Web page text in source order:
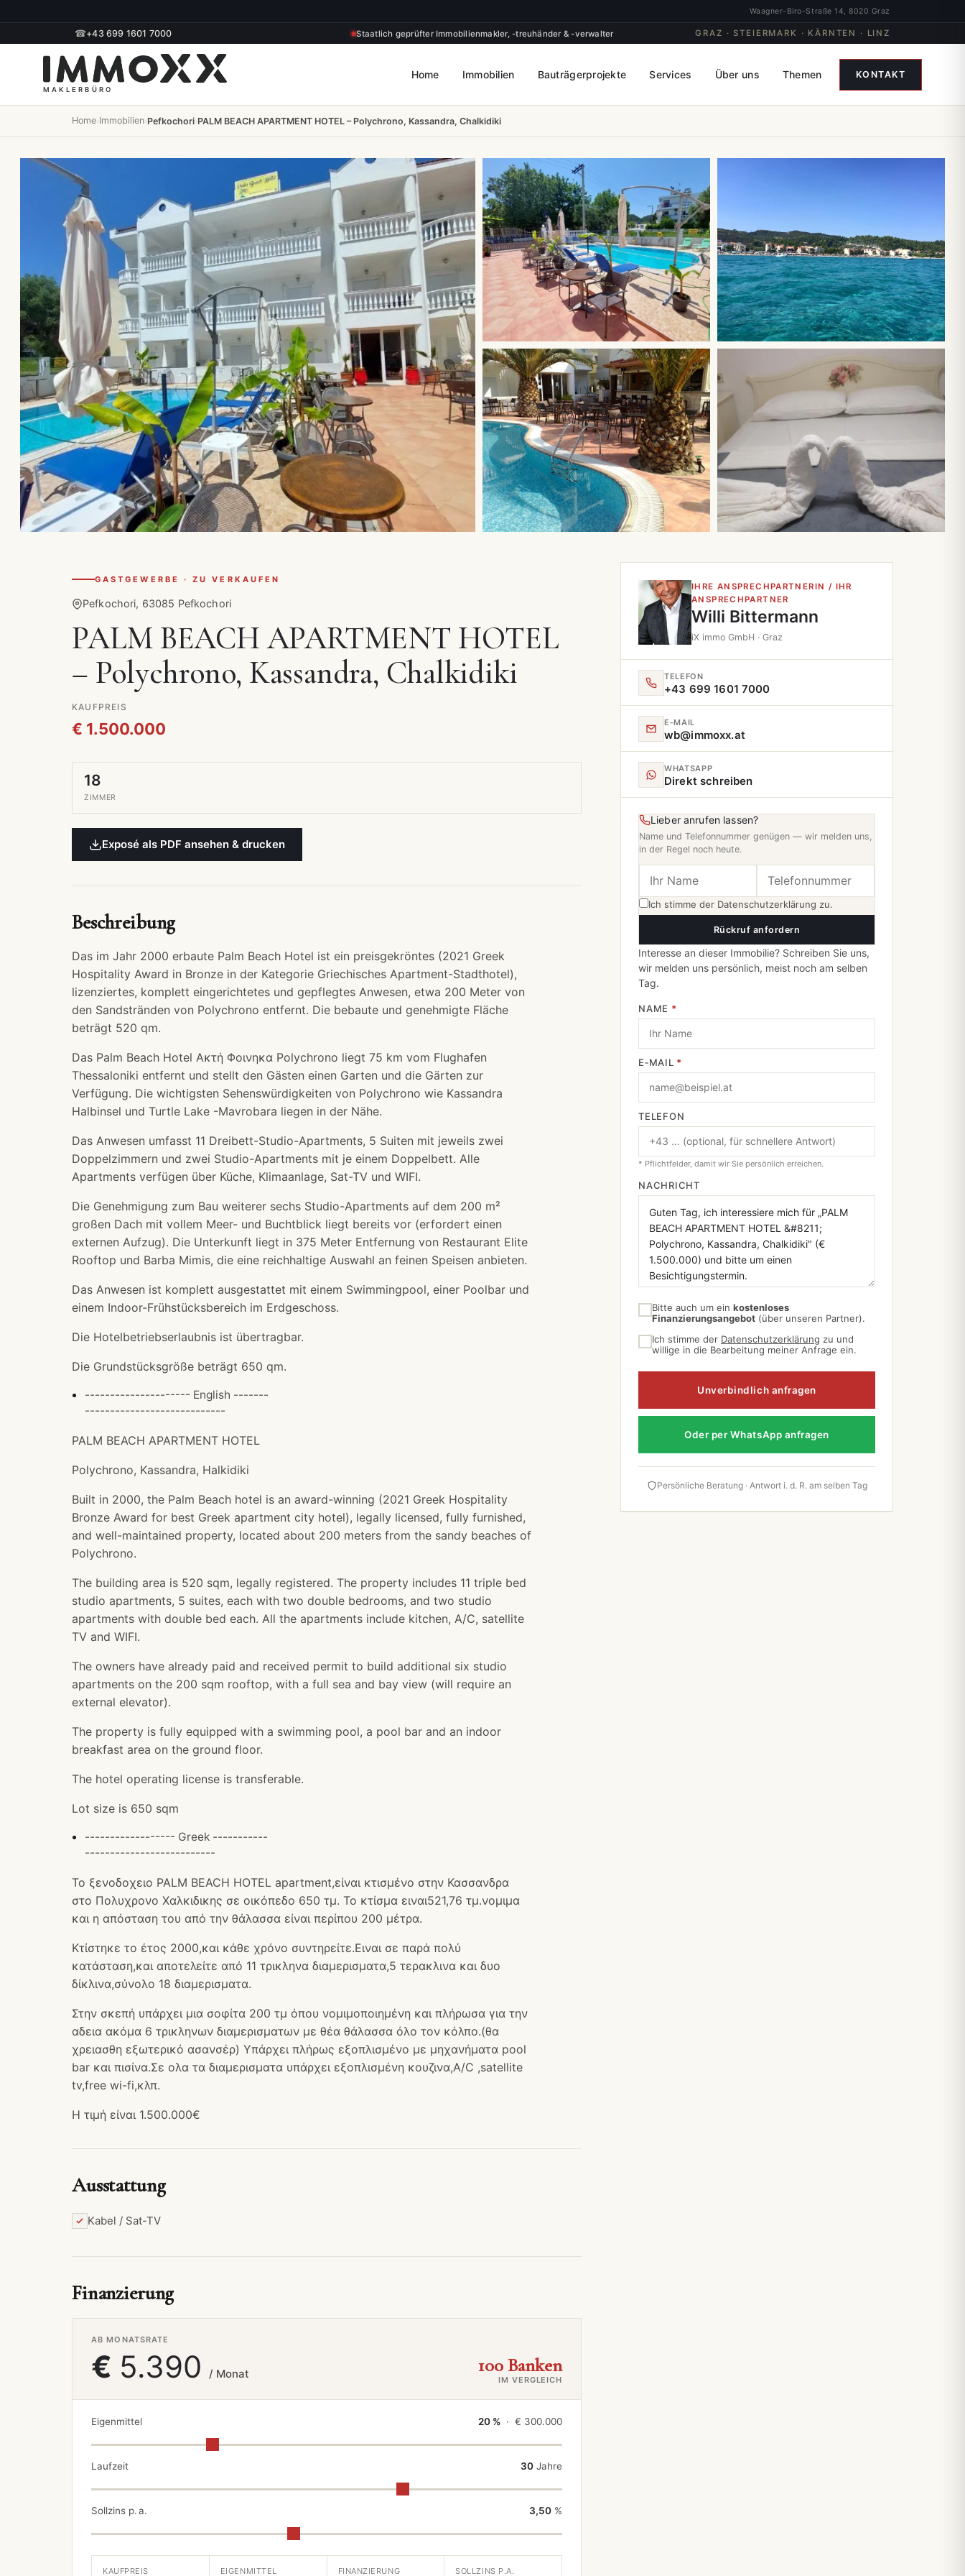
Waagner-Biro-Straße 14, 8020 Graz
☎+43 699 1601 7000 Staatlich geprüfter Immobilienmakler, -treuhänder & -verwalter GRAZ · STEIERMARK · KÄRNTEN · LINZ
Home Immobilien Bauträgerprojekte Services Über uns Themen KONTAKT
Home›Immobilien›Pefkochori›PALM BEACH APARTMENT HOTEL – Polychrono, Kassandra, Chalkidiki
GASTGEWERBE · ZU VERKAUFEN
Pefkochori, 63085 Pefkochori
PALM BEACH APARTMENT HOTEL
– Polychrono, Kassandra, Chalkidiki
KAUFPREIS
€ 1.500.000
18
ZIMMER
Exposé als PDF ansehen & drucken
Beschreibung
Das im Jahr 2000 erbaute Palm Beach Hotel ist ein preisgekröntes (2021 Greek
Hospitality Award in Bronze in der Kategorie Griechisches Apartment-Stadthotel),
lizenziertes, komplett eingerichtetes und gepflegtes Anwesen, etwa 200 Meter von
den Sandstränden von Polychrono entfernt. Die bebaute und genehmigte Fläche
beträgt 520 qm.
Das Palm Beach Hotel Ακτή Φοινηκα Polychrono liegt 75 km vom Flughafen
Thessaloniki entfernt und stellt den Gästen einen Garten und die Gärten zur
Verfügung. Die wichtigsten Sehenswürdigkeiten von Polychrono wie Kassandra
Halbinsel und Turtle Lake -Mavrobara liegen in der Nähe.
Das Anwesen umfasst 11 Dreibett-Studio-Apartments, 5 Suiten mit jeweils zwei
Doppelzimmern und zwei Studio-Apartments mit je einem Doppelbett. Alle
Apartments verfügen über Küche, Klimaanlage, Sat-TV und WIFI.
Die Genehmigung zum Bau weiterer sechs Studio-Apartments auf dem 200 m²
großen Dach mit vollem Meer- und Buchtblick liegt bereits vor (erfordert einen
externen Aufzug). Die Unterkunft liegt in 375 Meter Entfernung von Restaurant Elite
Rooftop und Barba Mimis, die eine reichhaltige Auswahl an feinen Speisen anbieten.
Das Anwesen ist komplett ausgestattet mit einem Swimmingpool, einer Poolbar und
einem Indoor-Frühstücksbereich im Erdgeschoss.
Die Hotelbetriebserlaubnis ist übertragbar.
Die Grundstücksgröße beträgt 650 qm.
--------------------- English -------
----------------------------
PALM BEACH APARTMENT HOTEL
Polychrono, Kassandra, Halkidiki
Built in 2000, the Palm Beach hotel is an award-winning (2021 Greek Hospitality
Bronze Award for best Greek apartment city hotel), legally licensed, fully furnished,
and well-maintained property, located about 200 meters from the sandy beaches of
Polychrono.
The building area is 520 sqm, legally registered. The property includes 11 triple bed
studio apartments, 5 suites, each with two double bedrooms, and two studio
apartments with double bed each. All the apartments include kitchen, A/C, satellite
TV and WIFI.
The owners have already paid and received permit to build additional six studio
apartments on the 200 sqm rooftop, with a full sea and bay view (will require an
external elevator).
The property is fully equipped with a swimming pool, a pool bar and an indoor
breakfast area on the ground floor.
The hotel operating license is transferable.
Lot size is 650 sqm
------------------ Greek -----------
--------------------------
Το ξενοδοχειο PALM BEACH HOTEL apartment,είναι κτισμένο στην Κασσανδρα
στο Πολυχρονο Χαλκιδικης σε οικόπεδο 650 τμ. Το κτίσμα ειναι521,76 τμ.νομιμα
και η απόσταση του από την θάλασσα είναι περίπου 200 μέτρα.
Κτίστηκε το έτος 2000,και κάθε χρόνο συντηρείτε.Ειναι σε παρά πολύ
κατάσταση,και αποτελείτε από 11 τρικληνα διαμερισματα,5 τερακλινα και δυο
δίκλινα,σύνολο 18 διαμερισματα.
Στην σκεπή υπάρχει μια σοφίτα 200 τμ όπου νομιμοποιημένη και πλήρωσα για την
αδεια ακόμα 6 τρικληνων διαμερισματων με θέα θάλασσα όλο τον κόλπο.(θα
χρειασθη εξωτερικό ασανσέρ) Υπάρχει πλήρως εξοπλισμένο με μηχανήματα pool
bar και πισίνα.Σε ολα τα διαμερισματα υπάρχει εξοπλισμένη κουζινα,A/C ,satellite
tv,free wi-fi,κλπ.
Η τιμή είναι 1.500.000€
Ausstattung
Kabel / Sat-TV
Finanzierung
AB MONATSRATE
€ 5.390 / Monat 100 Banken
IM VERGLEICH
Eigenmittel 20 % · € 300.000
Laufzeit 30 Jahre
Sollzins p. a. 3,50 %
KAUFPREIS EIGENMITTEL FINANZIERUNG SOLLZINS P.A.
IHRE ANSPRECHPARTNERIN / IHR
ANSPRECHPARTNER
Willi Bittermann
iX immo GmbH · Graz
TELEFON
+43 699 1601 7000
E‑MAIL
wb@immoxx.at
WHATSAPP
Direkt schreiben
Lieber anrufen lassen?
Name und Telefonnummer genügen — wir melden uns,
in der Regel noch heute.
Ich stimme der Datenschutzerklärung zu.
Rückruf anfordern
Interesse an dieser Immobilie? Schreiben Sie uns,
wir melden uns persönlich, meist noch am selben
Tag.
NAME *
E‑MAIL *
TELEFON
* Pflichtfelder, damit wir Sie persönlich erreichen.
NACHRICHT
Bitte auch um ein kostenloses
Finanzierungsangebot (über unseren Partner).
Ich stimme der Datenschutzerklärung zu und
willige in die Bearbeitung meiner Anfrage ein.
Unverbindlich anfragen
Oder per WhatsApp anfragen
Persönliche Beratung · Antwort i. d. R. am selben Tag